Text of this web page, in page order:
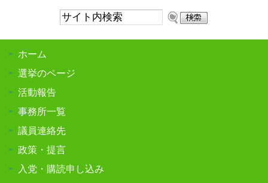
サ
検
ホーム
選挙のページ
活動報告
事務所一覧
議員連絡先
政策・提言
入党・購読申し込み